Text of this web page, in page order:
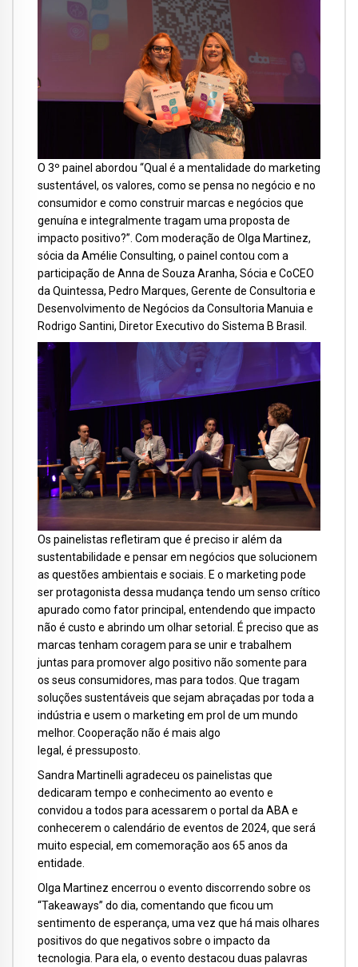
O 3º painel abordou “Qual é a mentalidade do marketing
sustentável, os valores, como se pensa no negócio e no
consumidor e como construir marcas e negócios que
genuína e integralmente tragam uma proposta de
impacto positivo?”. Com moderação de Olga Martinez,
sócia da Amélie Consulting, o painel contou com a
participação de Anna de Souza Aranha, Sócia e CoCEO
da Quintessa, Pedro Marques, Gerente de Consultoria e
Desenvolvimento de Negócios da Consultoria Manuia e
Rodrigo Santini, Diretor Executivo do Sistema B Brasil.
Os painelistas refletiram que é preciso ir além da
sustentabilidade e pensar em negócios que solucionem
as questões ambientais e sociais. E o marketing pode
ser protagonista dessa mudança tendo um senso crítico
apurado como fator principal, entendendo que impacto
não é custo e abrindo um olhar setorial. É preciso que as
marcas tenham coragem para se unir e trabalhem
juntas para promover algo positivo não somente para
os seus consumidores, mas para todos. Que tragam
soluções sustentáveis que sejam abraçadas por toda a
indústria e usem o marketing em prol de um mundo
melhor. Cooperação não é mais algo
legal, é pressuposto.
Sandra Martinelli agradeceu os painelistas que
dedicaram tempo e conhecimento ao evento e
convidou a todos para acessarem o portal da ABA e
conhecerem o calendário de eventos de 2024, que será
muito especial, em comemoração aos 65 anos da
entidade.
Olga Martinez encerrou o evento discorrendo sobre os
“Takeaways” do dia, comentando que ficou um
sentimento de esperança, uma vez que há mais olhares
positivos do que negativos sobre o impacto da
tecnologia. Para ela, o evento destacou duas palavras